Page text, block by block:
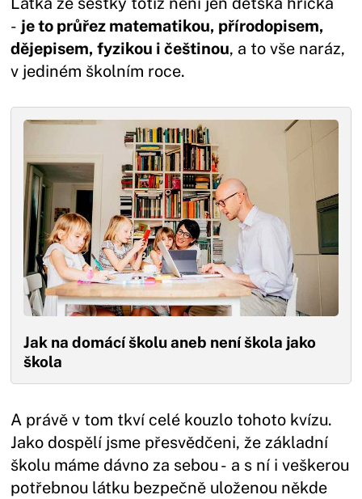
- je to průřez matematikou, přírodopisem,
dějepisem, fyzikou i češtinou, a to vše naráz,
v jediném školním roce.
Jak na domácí školu aneb není škola jako
škola
A právě v tom tkví celé kouzlo tohoto kvízu.
Jako dospělí jsme přesvědčeni, že základní
školu máme dávno za sebou - a s ní i veškerou
potřebnou látku bezpečně uloženou někde